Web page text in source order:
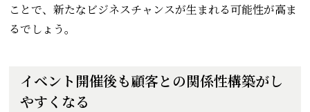
ことで、新たなビジネスチャンスが生まれる可能性が高ま
るでしょう。
イベント開催後も顧客との関係性構築がし
やすくなる